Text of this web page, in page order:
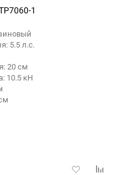
1
5.5 л.с.
20 см
10.5 кН
Добавить